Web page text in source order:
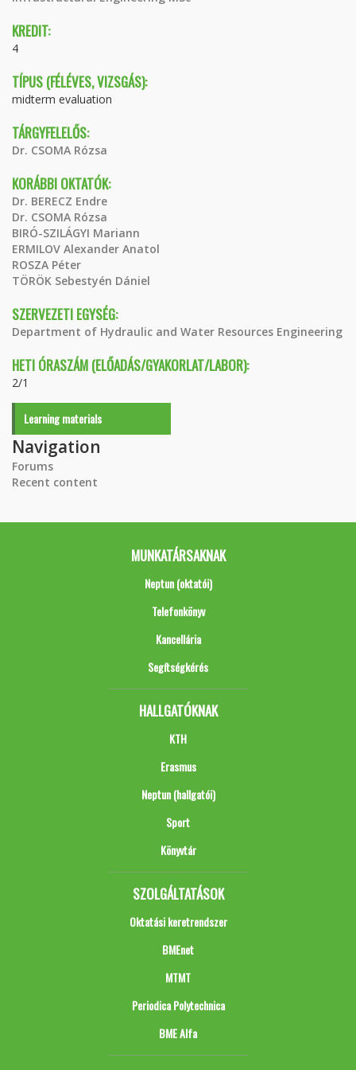
KREDIT:
4
TÍPUS (FÉLÉVES, VIZSGÁS):
midterm evaluation
TÁRGYFELELŐS:
Dr. CSOMA Rózsa
KORÁBBI OKTATÓK:
Dr. BERECZ Endre
Dr. CSOMA Rózsa
BIRÓ-SZILÁGYI Mariann
ERMILOV Alexander Anatol
ROSZA Péter
TÖRÖK Sebestyén Dániel
SZERVEZETI EGYSÉG:
Department of Hydraulic and Water Resources Engineering
HETI ÓRASZÁM (ELŐADÁS/GYAKORLAT/LABOR):
2/1
Learning materials
Navigation
Forums
Recent content
MUNKATÁRSAKNAK
Neptun (oktatói)
Telefonkönyv
Kancellária
Segítségkérés
HALLGATÓKNAK
KTH
Erasmus
Neptun (hallgatói)
Sport
Könyvtár
SZOLGÁLTATÁSOK
Oktatási keretrendszer
BMEnet
MTMT
Periodica Polytechnica
BME Alfa